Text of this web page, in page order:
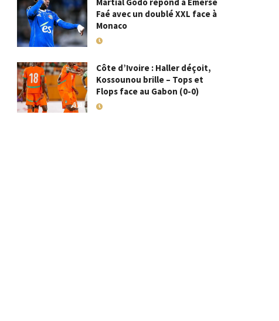
Faé avec un doublé XXL face à
Monaco
Côte d’Ivoire : Haller déçoit,
Kossounou brille – Tops et
Flops face au Gabon (0-0)